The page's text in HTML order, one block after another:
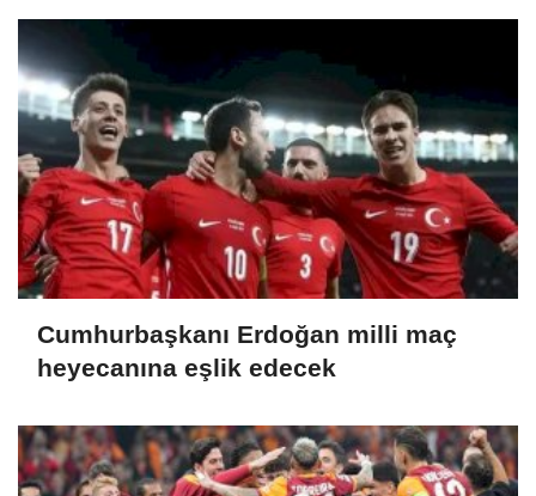
Cumhurbaşkanı Erdoğan milli maç
heyecanına eşlik edecek